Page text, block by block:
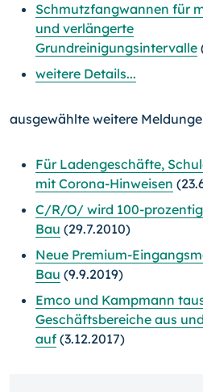
Schmutzfangwannen für
und verlängerte
Grundreinigungsintervalle
weitere Details...
ausgewählte weitere
Für Ladengeschäfte,
mit Corona-Hinweisen
C/R/O/ wird 100-
Bau (29.7.2010)
Neue Premium-
Bau (9.9.2019)
Emco und Kampmann
Geschäftsbereiche aus
auf (3.12.2017)